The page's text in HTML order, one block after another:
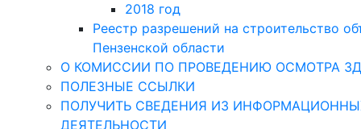
2018 год
Реестр разрешений на строительство
Пензенской области
О КОМИССИИ ПО ПРОВЕДЕНИЮ ОСМОТРА
ПОЛЕЗНЫЕ ССЫЛКИ
ПОЛУЧИТЬ СВЕДЕНИЯ ИЗ
ДЕЯТЕЛЬНОСТИ